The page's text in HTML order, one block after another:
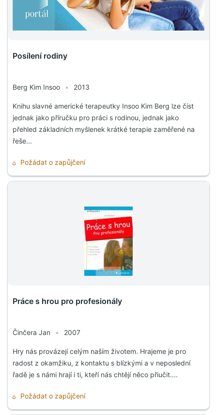
Posílení rodiny
Berg Kim Insoo • 2013
Knihu slavné americké terapeutky Insoo Kim Berg lze číst
jednak jako příručku pro práci s rodinou, jednak jako
přehled základních myšlenek krátké terapie zaměřené na
řeše...
Požádat o zapůjčení
Práce s hrou pro profesionály
Činčera Jan • 2007
Hry nás provázejí celým naším životem. Hrajeme je pro
radost z okamžiku, z kontaktu s blízkými a v neposlední
řadě je s námi hrají i ti, kteří nás chtějí něco přiučit....
Požádat o zapůjčení